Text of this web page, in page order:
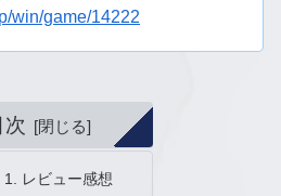
win/game/14222
次
レビュー感想